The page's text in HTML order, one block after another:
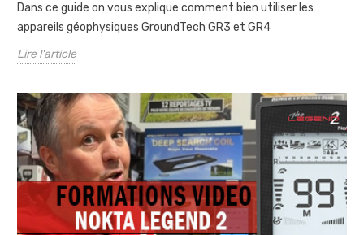
Dans ce guide on vous explique comment bien utiliser les
appareils géophysiques GroundTech GR3 et GR4
Lire l'article